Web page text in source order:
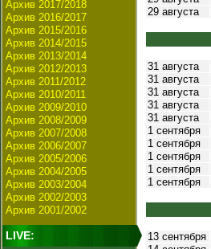
Архив 2017/2018
Архив 2016/2017
Архив 2015/2016
Архив 2014/2015
Архив 2013/2014
Архив 2012/2013
Архив 2011/2012
Архив 2010/2011
Архив 2009/2010
Архив 2008/2009
Архив 2007/2008
Архив 2006/2007
Архив 2005/2006
Архив 2004/2005
Архив 2003/2004
Архив 2002/2003
Архив 2001/2002
LIVE:
29 августа
31 августа
31 августа
31 августа
31 августа
31 августа
1 сентября
1 сентября
1 сентября
1 сентября
1 сентября
13 сентября